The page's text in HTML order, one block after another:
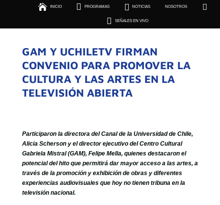
 INICIO  PROGRAMAS  NOTICIAS NOSOTROS 
 SEÑALES EN VIVO
 SEÑALES EN VIVO
GAM Y UCHILETV FIRMAN
CONVENIO PARA PROMOVER LA
CULTURA Y LAS ARTES EN LA
TELEVISIÓN ABIERTA
Participaron la directora del Canal de la Universidad de Chile,
Alicia Scherson y el director ejecutivo del Centro Cultural
Gabriela Mistral (GAM), Felipe Mella, quienes destacaron el
potencial del hito que permitirá dar mayor acceso a las artes, a
través de la promoción y exhibición de obras y diferentes
experiencias audiovisuales que hoy no tienen tribuna en la
televisión nacional.